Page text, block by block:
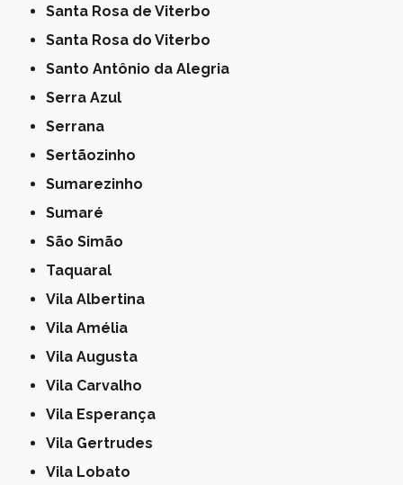
Santa Rosa de Viterbo
Santa Rosa do Viterbo
Santo Antônio da Alegria
Serra Azul
Serrana
Sertãozinho
Sumarezinho
Sumaré
São Simão
Taquaral
Vila Albertina
Vila Amélia
Vila Augusta
Vila Carvalho
Vila Esperança
Vila Gertrudes
Vila Lobato